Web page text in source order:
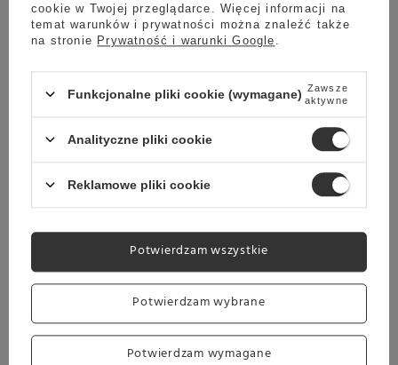
cookie w Twojej przeglądarce. Więcej informacji na
temat warunków i prywatności można znaleźć także
na stronie Prywatność i warunki Google
Funkcjonalne pliki cookie (wymagane) Zawsze
aktywne
Analityczne pliki cookie
Reklamowe pliki cookie
Potwierdzam wybrane
Potwierdzam wymagane
Potwierdzam wszystkie